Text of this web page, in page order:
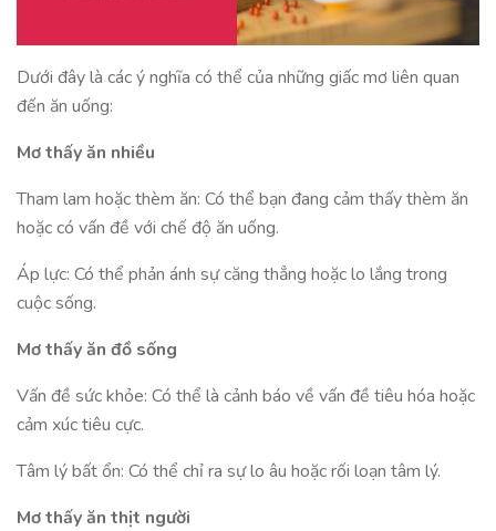
Dưới đây là các ý nghĩa có thể của những giấc mơ liên quan
đến ăn uống:
Mơ thấy ăn nhiều
Tham lam hoặc thèm ăn: Có thể bạn đang cảm thấy thèm ăn
hoặc có vấn đề với chế độ ăn uống.
Áp lực: Có thể phản ánh sự căng thẳng hoặc lo lắng trong
cuộc sống.
Mơ thấy ăn đồ sống
Vấn đề sức khỏe: Có thể là cảnh báo về vấn đề tiêu hóa hoặc
cảm xúc tiêu cực.
Tâm lý bất ổn: Có thể chỉ ra sự lo âu hoặc rối loạn tâm lý.
Mơ thấy ăn thịt người